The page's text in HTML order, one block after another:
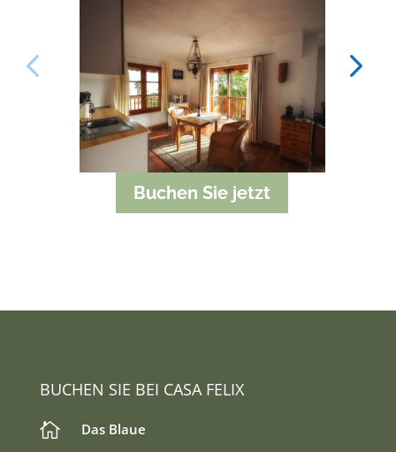
Buchen Sie jetzt
BUCHEN SIE BEI CASA FELIX
 Das Blaue